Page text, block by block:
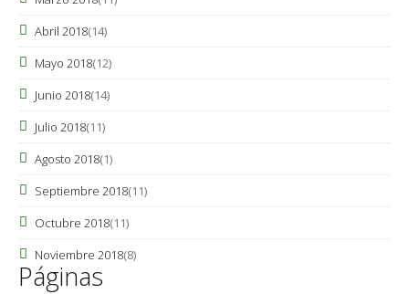
Abril 2018(14)
Mayo 2018(12)
Junio 2018(14)
Julio 2018(11)
Agosto 2018(1)
Septiembre 2018(11)
Octubre 2018(11)
Noviembre 2018(8)
Páginas